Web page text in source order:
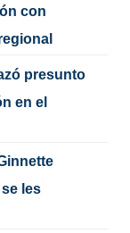
con
presunto
en el
les